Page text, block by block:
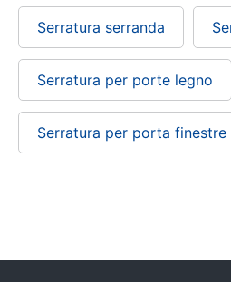
Serratura serranda
Serratura per porte legno
Serratura per porta finestre